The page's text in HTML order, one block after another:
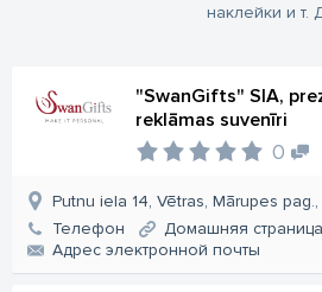
наклейки и т.
"SwanGifts" SIA,
reklāmas suvenīri
0
Putnu iela 14, Vētras, Mārupes
Телефон
Домашняя страница
Aдрес электронной почты